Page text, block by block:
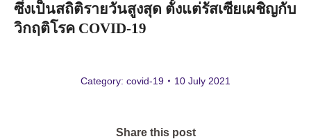
ซึ่งเป็นสถิติรายวันสูงสุด ตั้งแต่รัสเซียเผชิญกับ
วิกฤติโรค COVID-19
Category: covid-19 10 July 2021
Share this post